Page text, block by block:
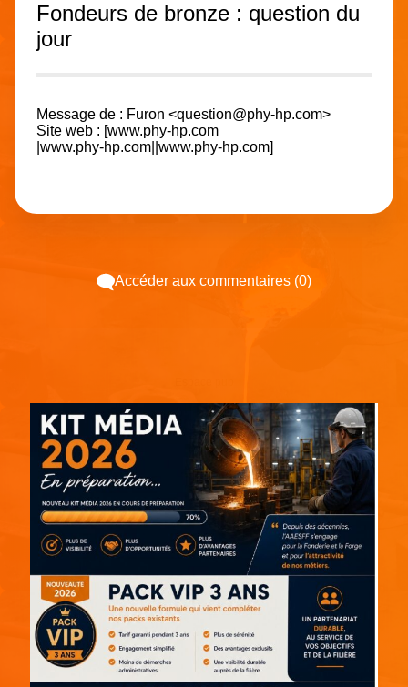
Fondeurs de bronze : question du
jour
Message de : Furon <question@phy-hp.com>
Site web : [www.phy-hp.com
|www.phy-hp.com||www.phy-hp.com]
Accéder aux commentaires (0)